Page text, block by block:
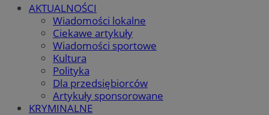
AKTUALNOŚCI
Wiadomości lokalne
Ciekawe artykuły
Wiadomości sportowe
Kultura
Polityka
Dla przedsiębiorców
Artykuły sponsorowane
KRYMINALNE